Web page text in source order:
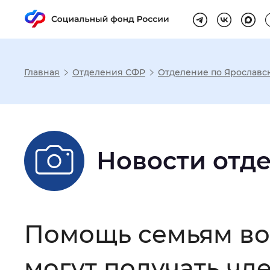
Настройка
Размер шрифта
Шрифт
Интервал между буквами:
Главная Отделения СФР Отделение по
Новости
Помощь семьям